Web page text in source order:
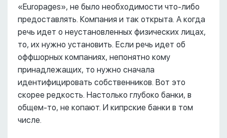
«Europages», не было необходимости что-либо
предоставлять. Компания и так открыта. А когда
речь идет о неустановленных физических лицах,
то, их нужно установить. Если речь идет об
оффшорных компаниях, непонятно кому
принадлежащих, то нужно сначала
идентифицировать собственников. Вот это
скорее редкость. Настолько глубоко банки, в
общем-то, не копают. И кипрские банки в том
числе.